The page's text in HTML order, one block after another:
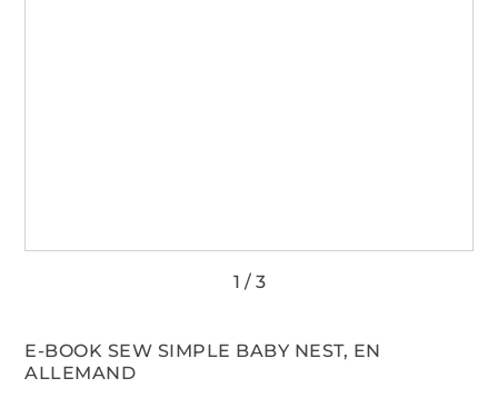
E-BOOK SEW SIMPLE BABY NEST, EN
ALLEMAND